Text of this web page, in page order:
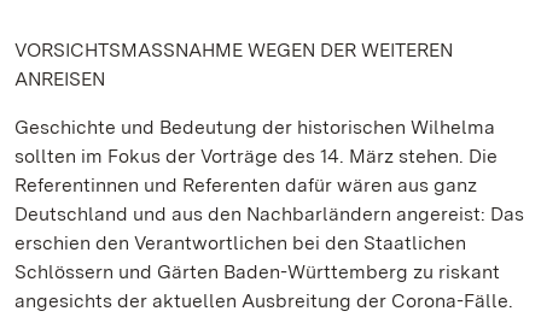
VORSICHTSMASSNAHME WEGEN DER WEITEREN
ANREISEN
Geschichte und Bedeutung der historischen Wilhelma
sollten im Fokus der Vorträge des 14. März stehen. Die
Referentinnen und Referenten dafür wären aus ganz
Deutschland und aus den Nachbarländern angereist: Das
erschien den Verantwortlichen bei den Staatlichen
Schlössern und Gärten Baden-Württemberg zu riskant
angesichts der aktuellen Ausbreitung der Corona-Fälle.